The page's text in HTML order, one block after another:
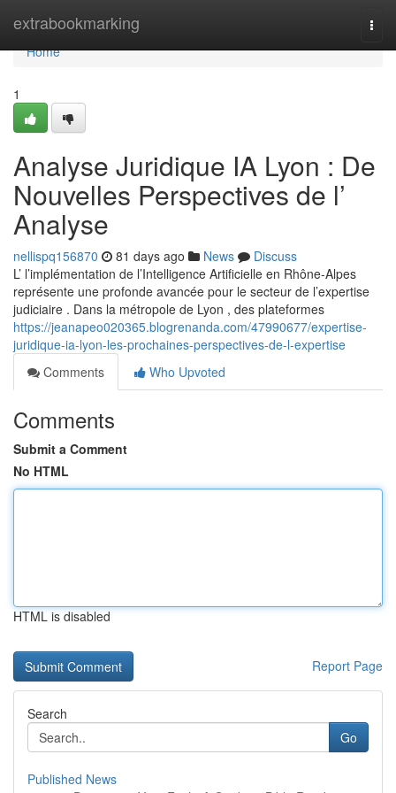
extrabookmarking
Home
Home
1
Analyse Juridique IA Lyon : De
Nouvelles Perspectives de l’
Analyse
nellispq156870 81 days ago News
Discuss
L’ l’implémentation de l’Intelligence Artificielle en Rhône-Alpes
représente une profonde avancée pour le secteur de l’expertise
judiciaire . Dans la métropole de Lyon , des plateformes
https://jeanapeo020365.blogrenanda.com/47990677/expertise-
juridique-ia-lyon-les-prochaines-perspectives-de-l-expertise
Comments
Who Upvoted
Comments
Submit a Comment
No HTML
HTML is disabled
Report Page
Search
Go
Published News